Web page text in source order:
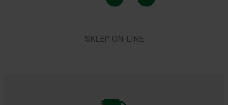
SKLEP ON-LINE